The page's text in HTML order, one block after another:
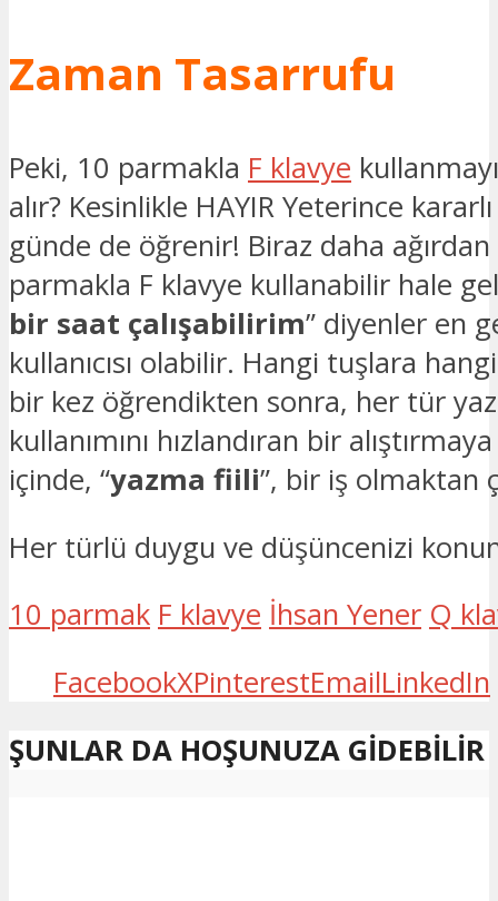
Zaman Tasarrufu
Peki, 10 parmakla F klavye
alır? Kesinlikle HAYIR Yeterince
günde de öğrenir! Biraz daha
parmakla F klavye kullanabilir hale
bir saat çalışabilirim” diyenler en
kullanıcısı olabilir. Hangi tuşlara
bir kez öğrendikten sonra, her tür
kullanımını hızlandıran bir
içinde, “yazma fiili”, bir iş olmaktan
Her türlü duygu ve düşüncenizi
10 parmak F klavye İhsan Yener Q
FacebookXPinterestEmailLinkedIn
ŞUNLAR DA HOŞUNUZA GIDEBILIR